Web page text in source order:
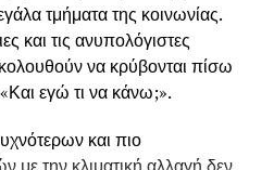
τμήματα της κοινωνίας.
και τις ανυπολόγιστες
να κρύβονται πίσω
εγώ τι να κάνω;».
και πιο